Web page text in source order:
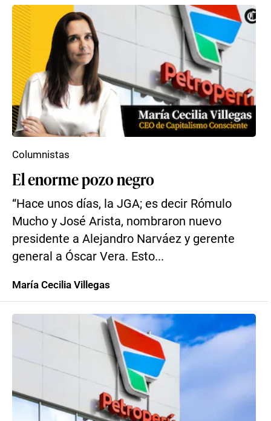
El enorme pozo negro
“Hace unos días, la JGA; es decir Rómulo
Mucho y José Arista, nombraron nuevo
presidente a Alejandro Narváez y gerente
general a Óscar Vera. Esto...
Columnistas
María Cecilia Villegas